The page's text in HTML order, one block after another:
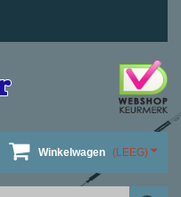
Winkelwagen (LEEG)